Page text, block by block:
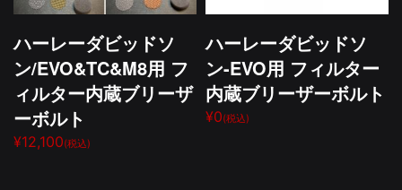
ハーレーダビッドソ
ン/EVO&TC&M8用 フ
ィルター内蔵ブリーザ
ーボルト
¥12,100(税込)
ハーレーダビッドソ
ン-EVO用 フィルター
内蔵ブリーザーボルト
¥0(税込)